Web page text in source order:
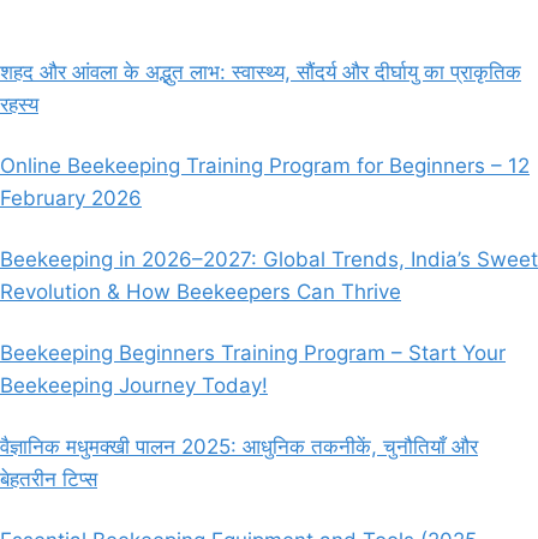
–
GUIDE
TO
BEEKEEPING
शहद और आंवला के अद्भुत लाभ: स्वास्थ्य, सौंदर्य और दीर्घायु का प्राकृतिक
रहस्य
Online Beekeeping Training Program for Beginners – 12
February 2026
Beekeeping in 2026–2027: Global Trends, India’s Sweet
Revolution & How Beekeepers Can Thrive
Beekeeping Beginners Training Program – Start Your
Beekeeping Journey Today!
वैज्ञानिक मधुमक्खी पालन 2025: आधुनिक तकनीकें, चुनौतियाँ और
बेहतरीन टिप्स